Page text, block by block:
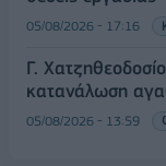
05/08/2026 - 17:16
Γ.
κατανάλωση
05/08/2026 - 13:59